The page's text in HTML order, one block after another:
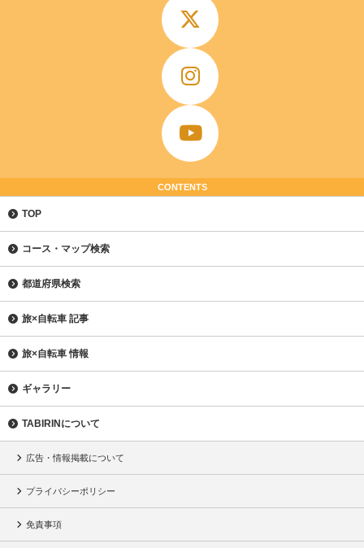
CONTENTS
TOP
コース・マップ検索
都道府県検索
旅×自転車 記事
旅×自転車 情報
ギャラリー
TABIRINについて
広告・情報掲載について
プライバシーポリシー
免責事項